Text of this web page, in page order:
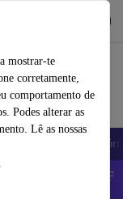
mostrar-te
corretamente,
comportamento de
Podes alterar as
Lê as nossas
.
Código: BACK5OFF